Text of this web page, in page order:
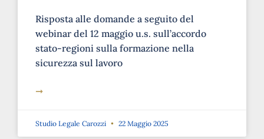
Risposta alle domande a seguito del
webinar del 12 maggio u.s. sull’accordo
stato-regioni sulla formazione nella
sicurezza sul lavoro
➞
Studio Legale Carozzi 22 Maggio 2025